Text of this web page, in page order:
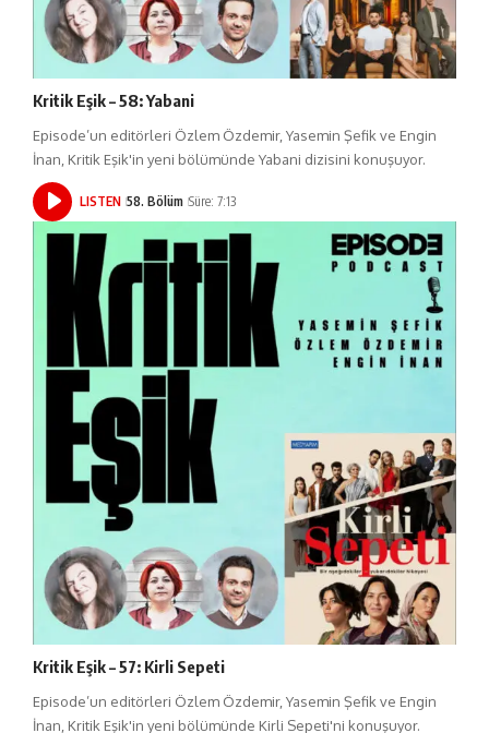
Kritik Eşik – 58: Yabani
Episode’un editörleri Özlem Özdemir, Yasemin Şefik ve Engin
İnan, Kritik Eşik'in yeni bölümünde Yabani dizisini konuşuyor.
LISTEN 58. Bölüm Süre: 7:13
Kritik Eşik – 57: Kirli Sepeti
Episode’un editörleri Özlem Özdemir, Yasemin Şefik ve Engin
İnan, Kritik Eşik'in yeni bölümünde Kirli Sepeti'ni konuşuyor.